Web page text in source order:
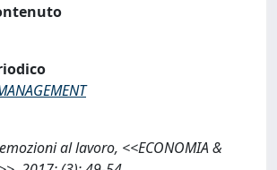
al lavoro, <<ECONOMIA &